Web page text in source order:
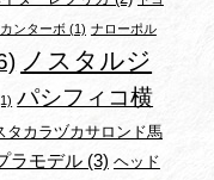
カンターボ (1) ナローポル
ノスタルジ
パシフィコ横
タカラヅカサロンド馬
ラモデル (3) ヘッド